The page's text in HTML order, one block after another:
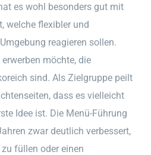
es wohl besonders gut mit
welche flexibler und
reagieren sollen.
möchte, die
sind. Als Zielgruppe peilt
dass es vielleicht
Idee ist. Die Menü-Führung
zwar deutlich verbessert,
füllen oder einen